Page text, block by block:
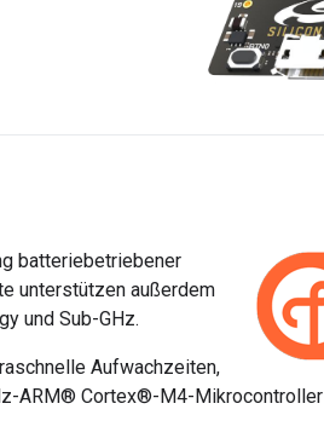
batteriebetriebener
unterstützen außerdem
und Sub-GHz.
Aufwachzeiten,
ARM® Cortex®-M4-